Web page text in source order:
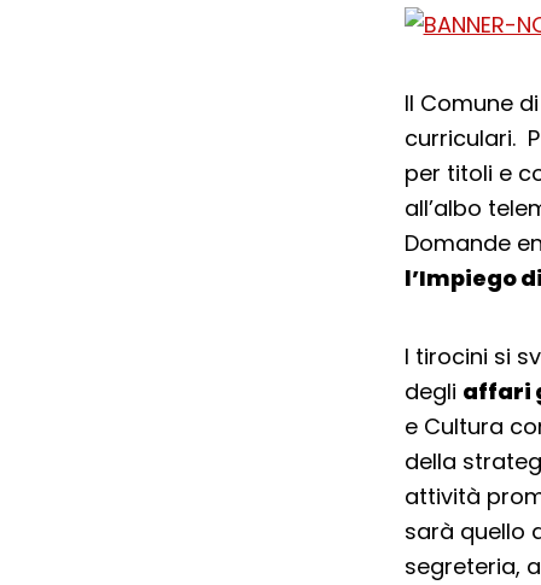
Il Comune
curriculari.
per titoli e
all’albo
Domande
l’Impiego
I tirocini si
degli affari
e Cultura
della
attività
sarà quello
segreteria,